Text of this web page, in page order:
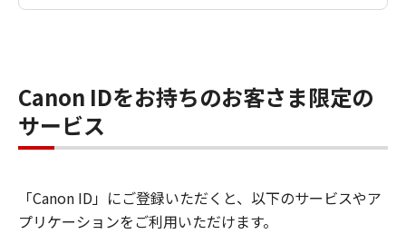
Canon IDをお持ちのお客さま限定の
サービス
「Canon ID」にご登録いただくと、以下のサービスやア
プリケーションをご利用いただけます。